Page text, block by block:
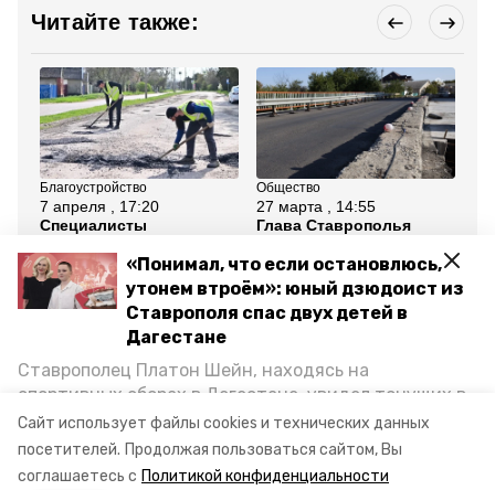
Сайт использует файлы cookies и технических данных
посетителей. Продолжая пользоваться сайтом, Вы
соглашаетесь с Политикой конфиденциальности
«Понимал, что если остановлюсь,
утонем втроём»: юный дзюдоист из
Ставрополя спас двух детей в
Дагестане
Ставрополец Платон Шейн, находясь на
спортивных сборах в Дегестане, увидел тонущих в
Каспийском море детей и бросился на помощь. По
возвращении домой, отважного мальчика
пригласили в министерство образования края и
Читайте также:
Благоустройство
7 апреля , 17:20
Специалисты
ремонт дорог в
Будённовске
Общество
27 марта , 14:55
Глава Ставрополья
стоимость ремонта
дороги в Минводах
Все новости
ставропольский край ремонт дорог